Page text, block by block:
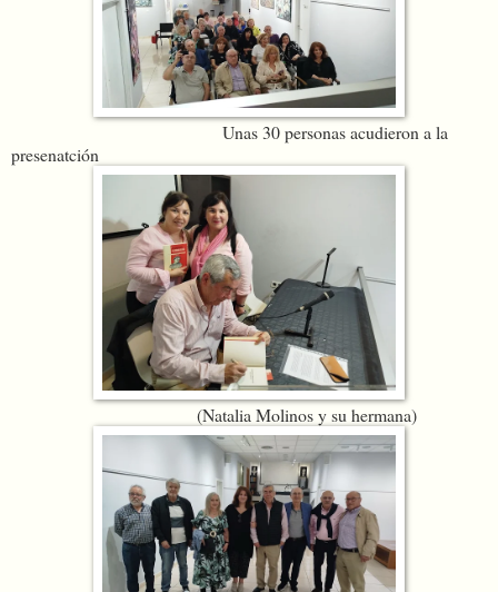
Unas 30 personas acudieron a la
presenatción
(Natalia Molinos y su hermana)